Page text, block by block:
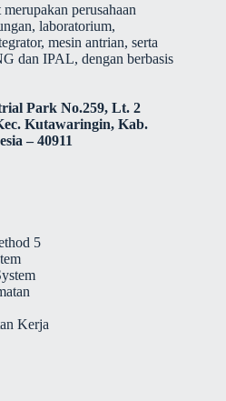
perusahaan
laboratorium,
mesin antrian, serta
dan IPAL, dengan berbasis
Park No.259, Lt. 2
Kutawaringin, Kab.
– 40911
5
Kerja